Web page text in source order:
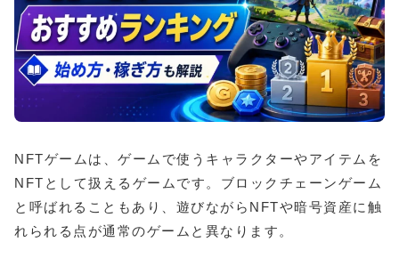
NFTゲームは、ゲームで使うキャラクターやアイテムを
NFTとして扱えるゲームです。ブロックチェーンゲーム
と呼ばれることもあり、遊びながらNFTや暗号資産に触
れられる点が通常のゲームと異なります。